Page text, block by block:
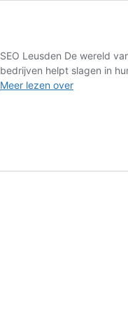
SEO Leusden De wereld
bedrijven helpt slagen in
Meer lezen overSEO